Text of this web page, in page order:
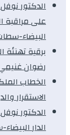
على مراقبة
البيضاء-
برقية
رضوان
الخطاب
الاستقرار
الدار